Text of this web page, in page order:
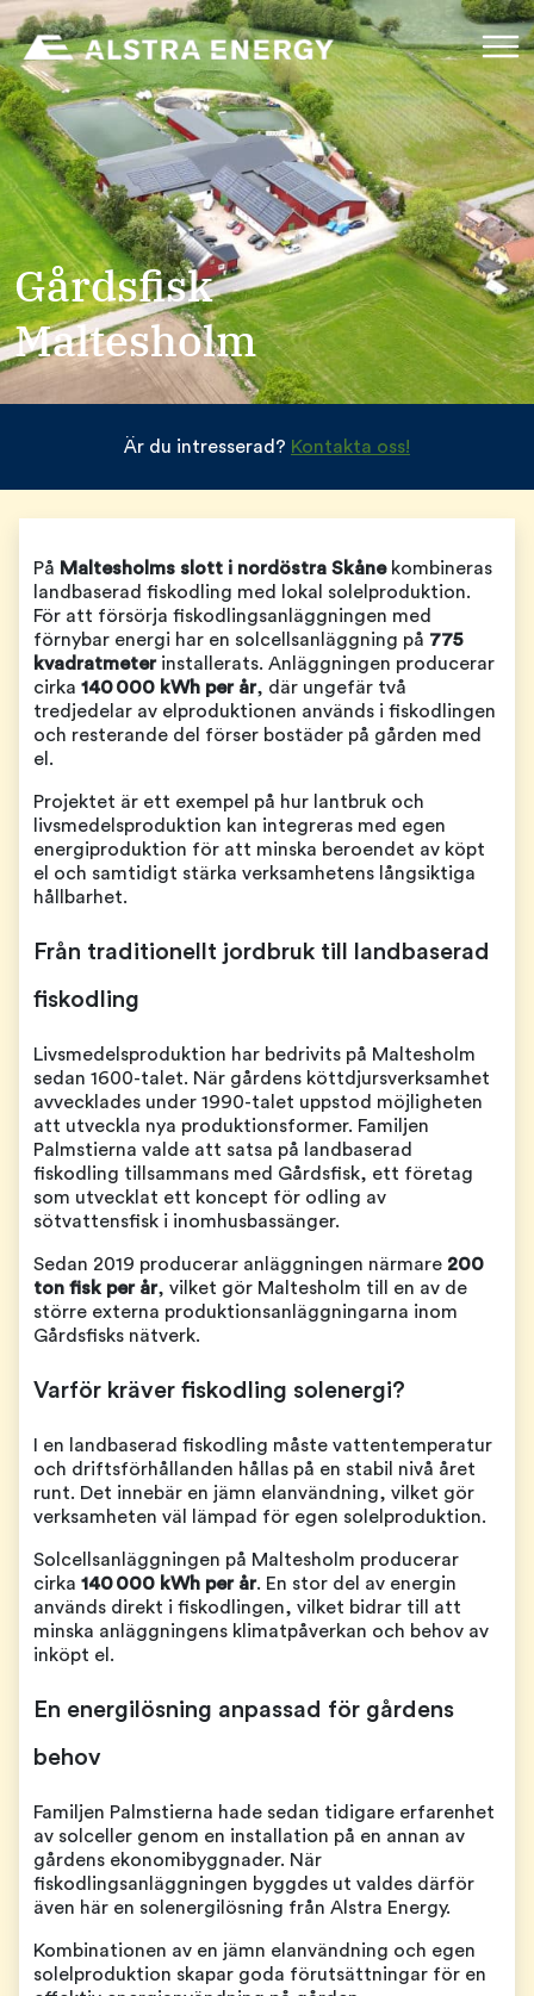
Gårdsfisk
Maltesholm
Är du intresserad? Kontakta oss!
På Maltesholms slott i nordöstra Skånekombineras
landbaserad fiskodling med lokal solelproduktion.
För att försörja fiskodlingsanläggningen med
förnybar energi har en solcellsanläggning på 775
kvadratmeterinstallerats. Anläggningen producerar
cirka 140 000 kWh per år, där ungefär två
tredjedelar av elproduktionen används i fiskodlingen
och resterande del förser bostäder på gården med
el.
Projektet är ett exempel på hur lantbruk och
livsmedelsproduktion kan integreras med egen
energiproduktion för att minska beroendet av köpt
el och samtidigt stärka verksamhetens långsiktiga
hållbarhet.
Från traditionellt jordbruk till landbaserad
fiskodling
Livsmedelsproduktion har bedrivits på Maltesholm
sedan 1600-talet. När gårdens köttdjursverksamhet
avvecklades under 1990-talet uppstod möjligheten
att utveckla nya produktionsformer. Familjen
Palmstierna valde att satsa på landbaserad
fiskodling tillsammans med Gårdsfisk, ett företag
som utvecklat ett koncept för odling av
sötvattensfisk i inomhusbassänger.
Sedan 2019 producerar anläggningen närmare 200
ton fisk per år, vilket gör Maltesholm till en av de
större externa produktionsanläggningarna inom
Gårdsfisks nätverk.
Varför kräver fiskodling solenergi?
I en landbaserad fiskodling måste vattentemperatur
och driftsförhållanden hållas på en stabil nivå året
runt. Det innebär en jämn elanvändning, vilket gör
verksamheten väl lämpad för egen solelproduktion.
Solcellsanläggningen på Maltesholm producerar
cirka 140 000 kWh per år. En stor del av energin
används direkt i fiskodlingen, vilket bidrar till att
minska anläggningens klimatpåverkan och behov av
inköpt el.
En energilösning anpassad för gårdens
behov
Familjen Palmstierna hade sedan tidigare erfarenhet
av solceller genom en installation på en annan av
gårdens ekonomibyggnader. När
fiskodlingsanläggningen byggdes ut valdes därför
även här en solenergilösning från Alstra Energy.
Kombinationen av en jämn elanvändning och egen
solelproduktion skapar goda förutsättningar för en